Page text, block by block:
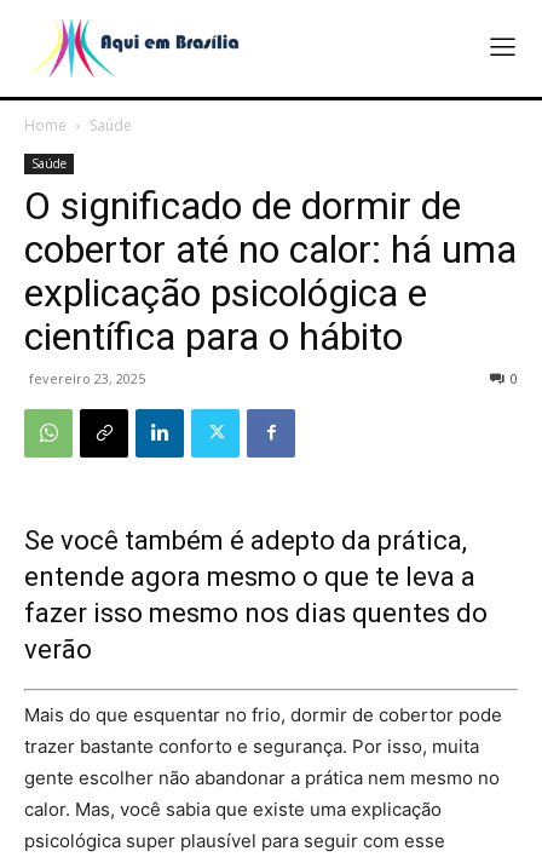
Home Saúde
Saúde
O significado de dormir de
cobertor até no calor: há uma
explicação psicológica e
científica para o hábito
fevereiro 23, 2025 0
Se você também é adepto da prática,
entende agora mesmo o que te leva a
fazer isso mesmo nos dias quentes do
verão
Mais do que esquentar no frio, dormir de cobertor pode
trazer bastante conforto e segurança. Por isso, muita
gente escolher não abandonar a prática nem mesmo no
calor. Mas, você sabia que existe uma explicação
psicológica super plausível para seguir com esse